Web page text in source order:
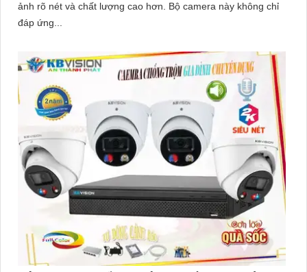
ảnh rõ nét và chất lượng cao hơn. Bộ camera này không chỉ
đáp ứng...